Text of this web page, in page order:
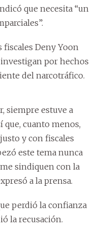
que necesita “un
fiscales Deny Yoon
por hechos
del narcotráfico.
siempre estuve a
que, cuanto menos,
y con fiscales
este tema nunca
sindiquen con la
a la prensa.
perdió la confianza
la recusación.